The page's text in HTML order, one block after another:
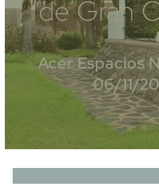
de Gran
Acer Espacios
06/11/